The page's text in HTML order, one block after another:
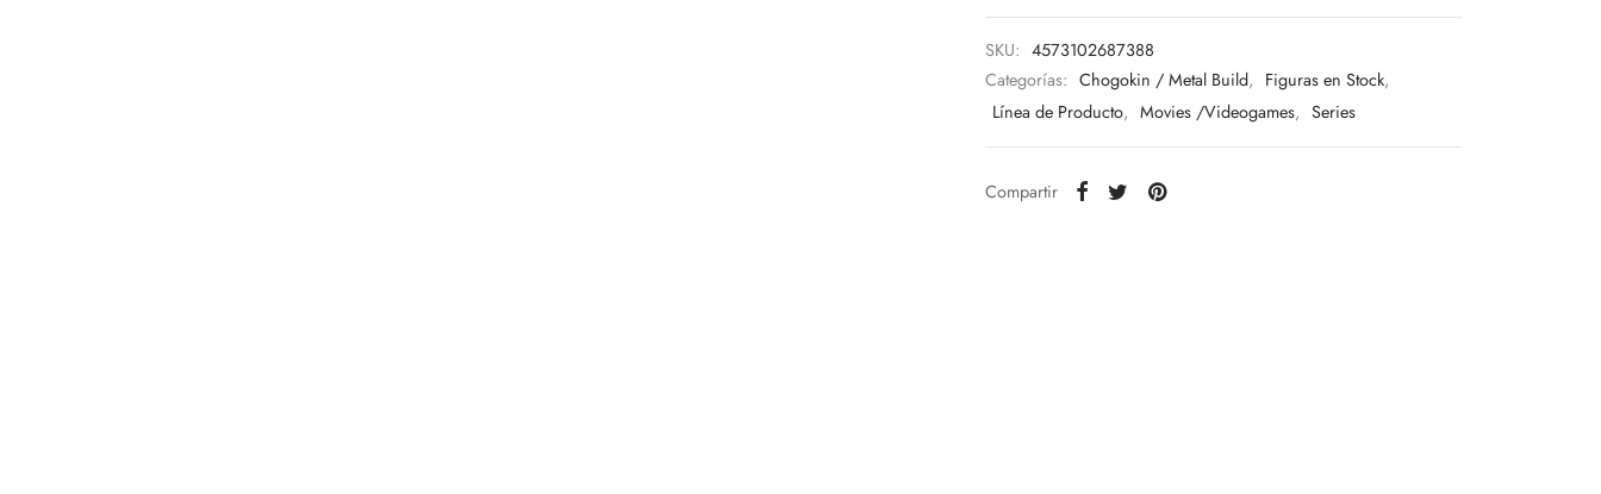
SKU: 4573102687388
Categorías: Chogokin / Metal Build, Figuras en Stock,
Línea de Producto, Movies /Videogames, Series
Compartir